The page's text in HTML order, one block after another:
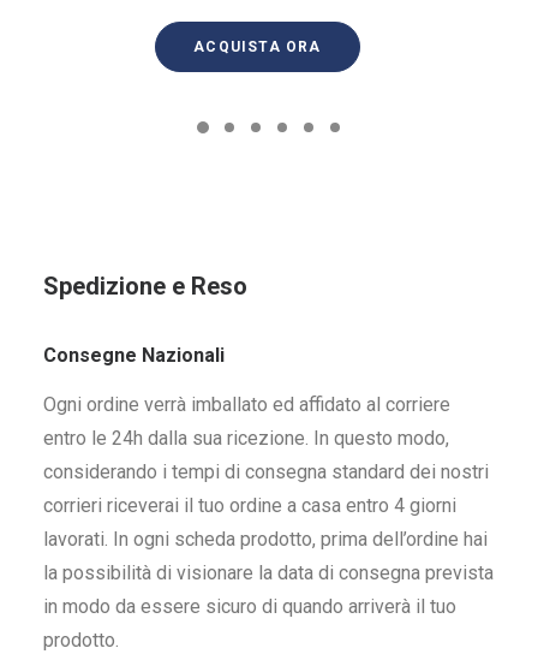
ACQUISTA ORA
Spedizione e Reso
Consegne Nazionali
Ogni ordine verrà imballato ed affidato al corriere
entro le 24h dalla sua ricezione. In questo modo,
considerando i tempi di consegna standard dei nostri
corrieri riceverai il tuo ordine a casa entro 4 giorni
lavorati. In ogni scheda prodotto, prima dell’ordine hai
la possibilità di visionare la data di consegna prevista
in modo da essere sicuro di quando arriverà il tuo
prodotto.